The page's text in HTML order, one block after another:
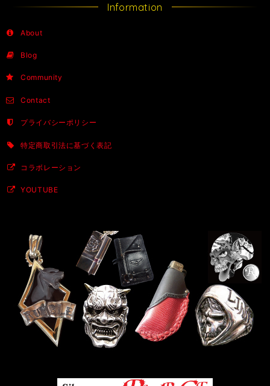
Information
About
Blog
Community
Contact
プライバシーポリシー
特定商取引法に基づく表記
コラボレーション
YOUTUBE